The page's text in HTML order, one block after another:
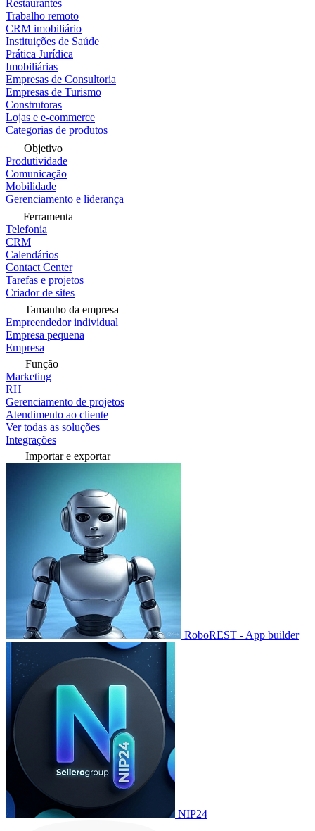
Restaurantes
Trabalho remoto
CRM imobiliário
Instituições de Saúde
Prática Jurídica
Imobiliárias
Empresas de Consultoria
Empresas de Turismo
Construtoras
Lojas e e-commerce
Categorias de produtos
Objetivo
Produtividade
Comunicação
Mobilidade
Gerenciamento e liderança
Ferramenta
Telefonia
CRM
Calendários
Contact Center
Tarefas e projetos
Criador de sites
Tamanho da empresa
Empreendedor individual
Empresa pequena
Empresa
Função
Marketing
RH
Gerenciamento de projetos
Atendimento ao cliente
Ver todas as soluções
Integrações
Importar e exportar
RoboREST - App builder
NIP24